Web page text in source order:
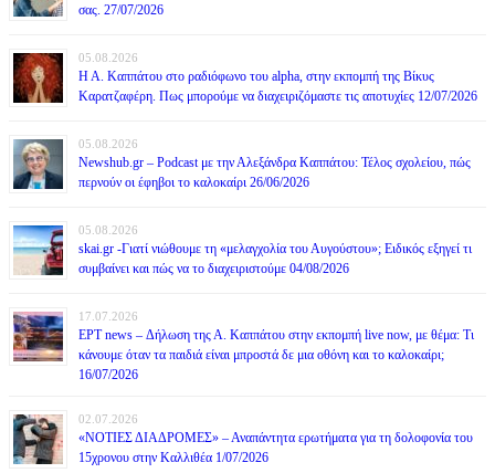
σας. 27/07/2026
05.08.2026
Η Α. Καππάτου στο ραδιόφωνο του alpha, στην εκπομπή της Βίκυς
Καρατζαφέρη. Πως μπορούμε να διαχειριζόμαστε τις αποτυχίες 12/07/2026
05.08.2026
Newshub.gr – Podcast με την Αλεξάνδρα Καππάτου: Τέλος σχολείου, πώς
περνούν οι έφηβοι το καλοκαίρι 26/06/2026
05.08.2026
skai.gr -Γιατί νιώθουμε τη «μελαγχολία του Αυγούστου»; Ειδικός εξηγεί τι
συμβαίνει και πώς να το διαχειριστούμε 04/08/2026
17.07.2026
ΕΡΤ news – Δήλωση της Α. Καππάτου στην εκπομπή live now, με θέμα: Τι
κάνουμε όταν τα παιδιά είναι μπροστά δε μια οθόνη και το καλοκαίρι;
16/07/2026
02.07.2026
«ΝΟΤΙΕΣ ΔΙΑΔΡΟΜΕΣ» – Αναπάντητα ερωτήματα για τη δολοφονία του
15χρονου στην Καλλιθέα 1/07/2026